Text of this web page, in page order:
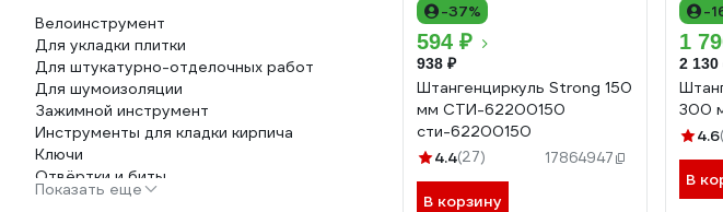
Велоинструмент
Для укладки плитки
Для штукатурно-отделочных работ
Для шумоизоляции
Зажимной инструмент
Инструменты для кладки кирпича
Ключи
Отвёртки и биты
Пилы, ножовки по дереву и металлу,
Показать еще
-37%
594 ₽
938 ₽
Штангенциркуль Strong 150
мм СTИ-62200150
сти-62200150
4.4(27) 17864947
В корзину
-
1
2 130
300
4.6
В